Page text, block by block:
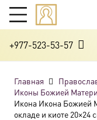
+977-523-53-57
Главная
Иконы Божией Матери
Икона Икона Божией
окладе и киоте 20×24